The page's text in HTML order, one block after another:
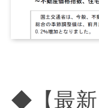
◆【最新